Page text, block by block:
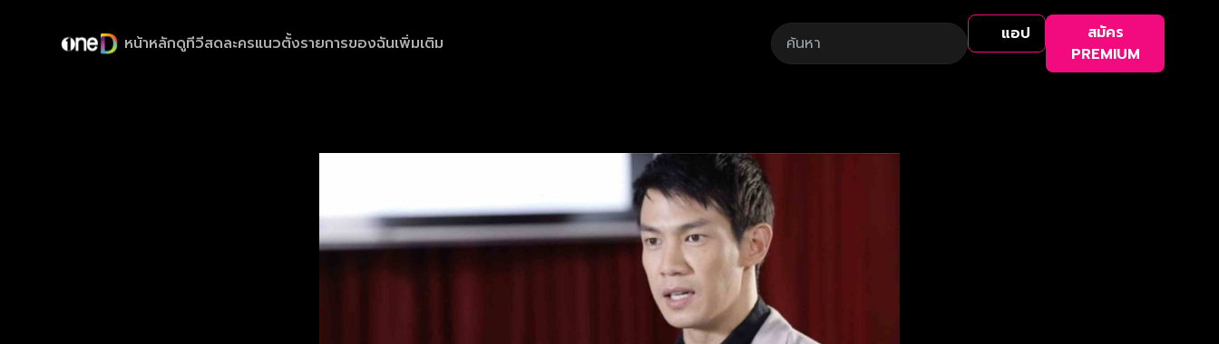
หน้าหลักดูทีวีสดละครแนวตั้งรายการของฉันเพิ่มเติม แอป
สมัคร
PREMIUM